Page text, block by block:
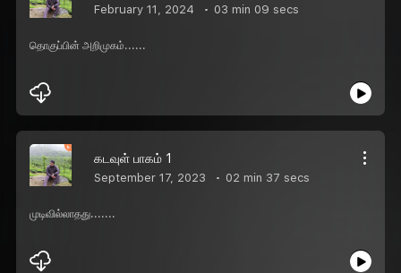
February 11, 2024 03 min 09 secs
தொகுப்பின் அறிமுகம்......
கடவுள் பாகம் 1
September 17, 2023 02 min 37 secs
முடிவில்லாதது.......